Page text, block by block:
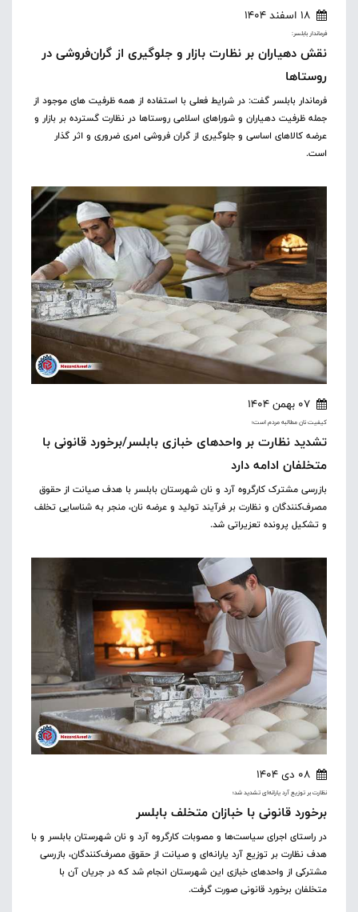
18 اسفند 1404
فرماندار بابلسر:
نقش دهیاران بر نظارت بازار و جلوگیری از گران‌فروشی در
روستاها
فرماندار بابلسر گفت: در شرایط فعلی با استفاده از همه ظرفیت های موجود از
جمله ظرفیت دهیاران و شوراهای اسلامی روستاها در نظارت گسترده بر بازار و
عرضه کالاهای اساسی و جلوگیری از گران فروشی امری ضروری و اثر گذار
است.
07 بهمن 1404
کیفیت نان مطالبه مردم است؛
تشدید نظارت بر واحدهای خبازی بابلسر/برخورد قانونی با
متخلفان ادامه دارد
بازرسی مشترک کارگروه آرد و نان شهرستان بابلسر با هدف صیانت از حقوق
مصرف‌کنندگان و نظارت بر فرآیند تولید و عرضه نان، منجر به شناسایی تخلف
و تشکیل پرونده تعزیراتی شد.
08 دی 1404
نظارت بر توزیع آرد یارانه‌ای تشدید شد؛
برخورد قانونی با خبازان متخلف بابلسر
در راستای اجرای سیاست‌ها و مصوبات کارگروه آرد و نان شهرستان بابلسر و با
هدف نظارت بر توزیع آرد یارانه‌ای و صیانت از حقوق مصرف‌کنندگان، بازرسی
مشترکی از واحدهای خبازی این شهرستان انجام شد که در جریان آن با
متخلفان برخورد قانونی صورت گرفت.